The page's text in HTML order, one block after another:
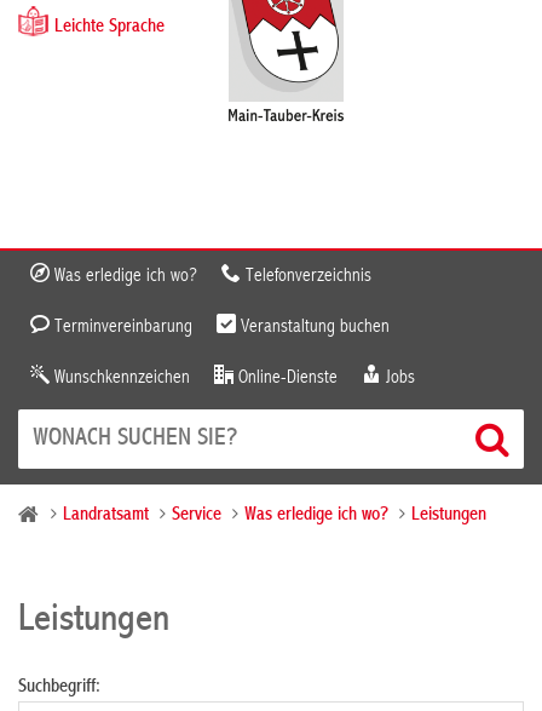
Leichte Sprache
Was erledige ich wo? Telefonverzeichnis
Terminvereinbarung Veranstaltung buchen
Wunschkennzeichen Online-Dienste Jobs
Landratsamt Service Was erledige ich wo? Leistungen
Leistungen
Suchbegriff: